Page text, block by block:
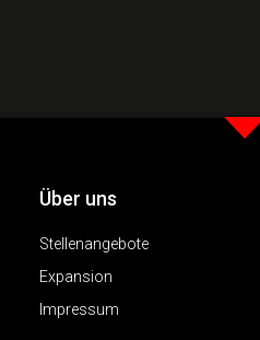
Über uns
Stellenangebote
Expansion
Impressum